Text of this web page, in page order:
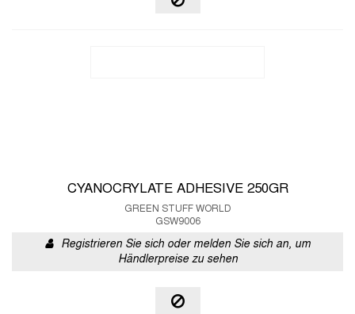
CYANOCRYLATE ADHESIVE 250GR
GREEN STUFF WORLD
GSW9006
Registrieren Sie sich oder melden Sie sich an, um
Händlerpreise zu sehen